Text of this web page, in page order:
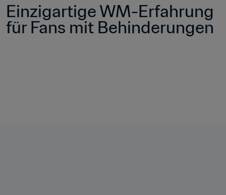
Einzigartige WM-Erfahrung
für Fans mit Behinderungen